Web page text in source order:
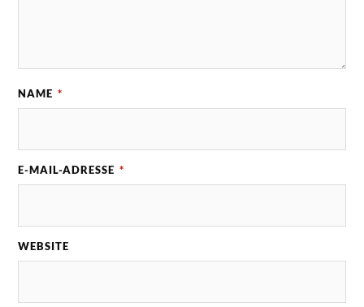
NAME *
E-MAIL-ADRESSE *
WEBSITE